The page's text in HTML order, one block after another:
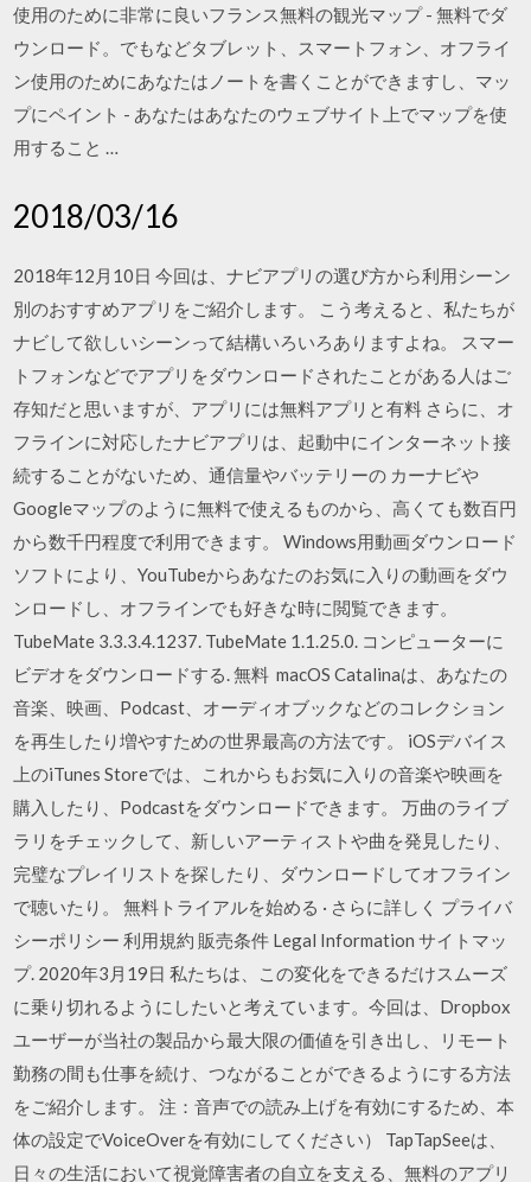
使用のために非常に良いフランス無料の観光マップ - 無料でダ
ウンロード。でもなどタブレット、スマートフォン、オフライ
ン使用のためにあなたはノートを書くことができますし、マッ
プにペイント - あなたはあなたのウェブサイト上でマップを使
用すること …
2018/03/16
2018年12月10日 今回は、ナビアプリの選び方から利用シーン
別のおすすめアプリをご紹介します。 こう考えると、私たちが
ナビして欲しいシーンって結構いろいろありますよね。 スマー
トフォンなどでアプリをダウンロードされたことがある人はご
存知だと思いますが、アプリには無料アプリと有料 さらに、オ
フラインに対応したナビアプリは、起動中にインターネット接
続することがないため、通信量やバッテリーの カーナビや
Googleマップのように無料で使えるものから、高くても数百円
から数千円程度で利用できます。 Windows用動画ダウンロード
ソフトにより、YouTubeからあなたのお気に入りの動画をダウ
ンロードし、オフラインでも好きな時に閲覧できます。
TubeMate 3.3.3.4.1237. TubeMate 1.1.25.0. コンピューターに
ビデオをダウンロードする. 無料 macOS Catalinaは、あなたの
音楽、映画、Podcast、オーディオブックなどのコレクション
を再生したり増やすための世界最高の方法です。 iOSデバイス
上のiTunes Storeでは、これからもお気に入りの音楽や映画を
購入したり、Podcastをダウンロードできます。 万曲のライブ
ラリをチェックして、新しいアーティストや曲を発見したり、
完璧なプレイリストを探したり、ダウンロードしてオフライン
で聴いたり。 無料トライアルを始める · さらに詳しく プライバ
シーポリシー 利用規約 販売条件 Legal Information サイトマッ
プ. 2020年3月19日 私たちは、この変化をできるだけスムーズ
に乗り切れるようにしたいと考えています。今回は、Dropbox
ユーザーが当社の製品から最大限の価値を引き出し、リモート
勤務の間も仕事を続け、つながることができるようにする方法
をご紹介します。 注：音声での読み上げを有効にするため、本
体の設定でVoiceOverを有効にしてください） TapTapSeeは、
日々の生活において視覚障害者の自立を支える、無料のアプリ